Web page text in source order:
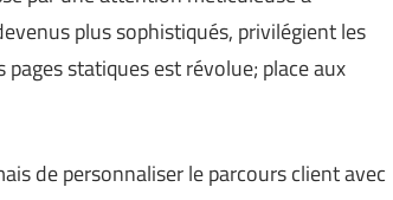
plus sophistiqués, privilégient les
statiques est révolue; place aux
de personnaliser le parcours client avec